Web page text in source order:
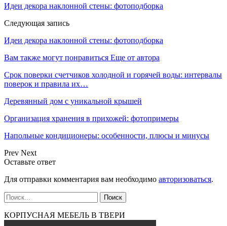
Идеи декора наклонной стены: фотоподборка
Следующая запись
Идеи декора наклонной стены: фотоподборка
Вам также могут понравиться Еще от автора
Срок поверки счетчиков холодной и горячей воды: интервалы
поверок и правила их…
Деревянный дом с уникальной крышей
Организация хранения в прихожей: фотопримеры
Напольные кондиционеры: особенности, плюсы и минусы
Prev Next
Оставьте ответ
Для отправки комментария вам необходимо авторизоваться.
КОРПУСНАЯ МЕБЕЛЬ В ТВЕРИ